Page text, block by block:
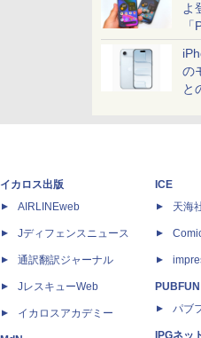
よ
の
と
イカロス出版
AIRLINEweb
Jディフェンスニュース
通訳翻訳ジャーナル
JレスキューWeb
イカロスアカデミー
ICE
天海
PUBFUN
パブ
IPGネッ